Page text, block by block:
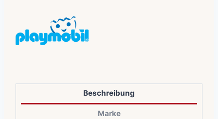
Beschreibung
Marke